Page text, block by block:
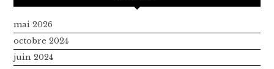
mai 2026
octobre 2024
juin 2024